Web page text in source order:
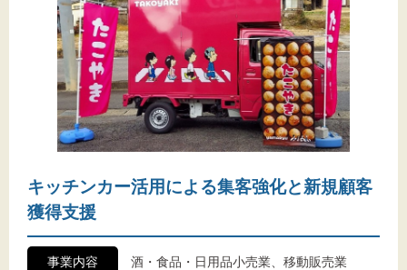
キッチンカー活用による集客強化と新規顧客
獲得支援
事業内容 酒・食品・日用品小売業、移動販売業